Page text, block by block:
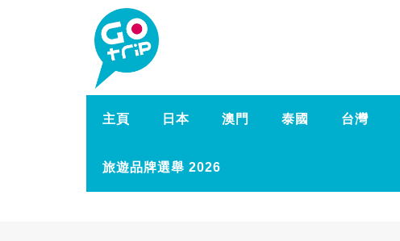
主頁 日本 澳門 泰國 台灣
旅遊品牌選舉 2026